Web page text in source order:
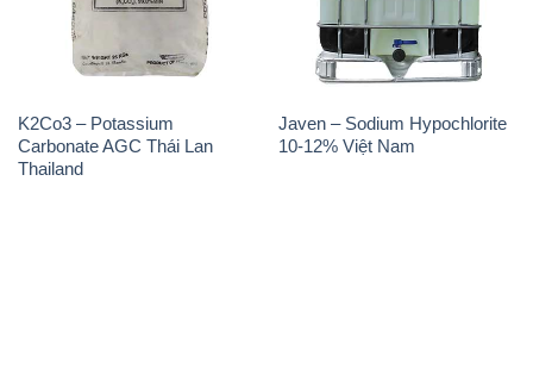
K2Co3 – Potassium
Carbonate AGC Thái Lan
Thailand
Javen – Sodium Hypochlorite
10-12% Việt Nam